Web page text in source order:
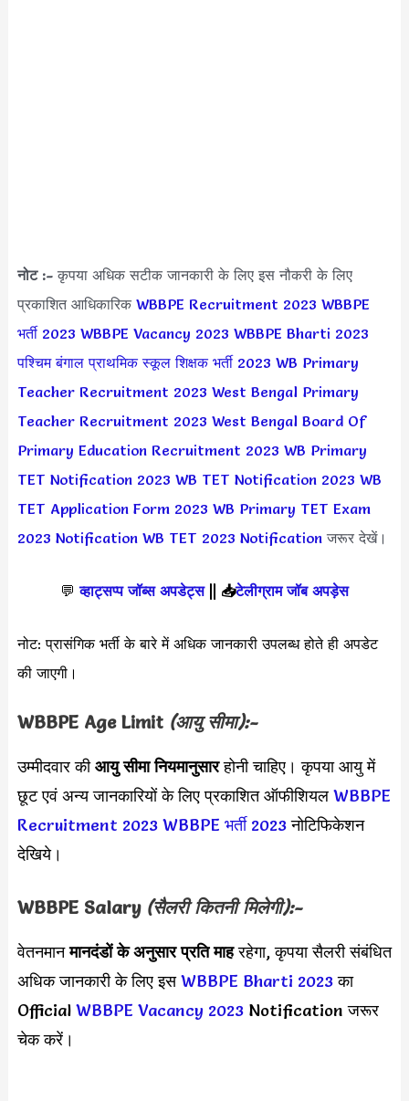
नोट :-कृपया अधिक सटीक जानकारी के लिए इस नौकरी के लिए
प्रकाशित आधिकारिक WBBPE Recruitment 2023 WBBPE
भर्ती 2023 WBBPE Vacancy 2023 WBBPE Bharti 2023
पश्चिम बंगाल प्राथमिक स्कूल शिक्षक भर्ती 2023 WB Primary
Teacher Recruitment 2023 West Bengal Primary
Teacher Recruitment 2023 West Bengal Board Of
Primary Education Recruitment 2023 WB Primary
TET Notification 2023 WB TET Notification 2023 WB
TET Application Form 2023 WB Primary TET Exam
2023 Notification WB TET 2023 Notificationजरूर देखें।
💬 व्हाट्सप्प जॉब्स अपडेट्स|| 📥टेलीग्राम जॉब अपड़ेस
नोट: प्रासंगिक भर्ती के बारे में अधिक जानकारी उपलब्ध होते ही अपडेट
की जाएगी।
WBBPE Age Limit (आयु सीमा):-
उम्मीदवार कीआयु सीमा नियमानुसारहोनी चाहिए। कृपया आयु में
छूट एवं अन्य जानकारियों के लिए प्रकाशित ऑफीशियल WBBPE
Recruitment 2023 WBBPE भर्ती 2023 नोटिफिकेशन
देखिये।
WBBPE Salary (सैलरी कितनी मिलेगी):-
वेतनमानमानदंडों के अनुसारप्रति माहरहेगा, कृपया सैलरी संबंधित
अधिक जानकारी के लिए इसWBBPE Bharti 2023का
Official WBBPE Vacancy 2023Notification जरूर
चेक करें।